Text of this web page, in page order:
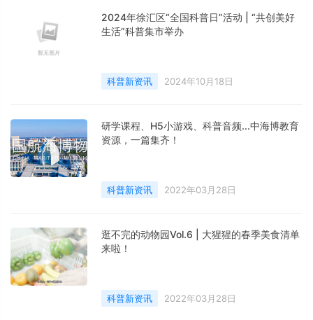
2024年徐汇区“全国科普日”活动 | “共创美好
生活”科普集市举办
科普新资讯 2024年10月18日
研学课程、H5小游戏、科普音频...中海博教育
资源，一篇集齐！
科普新资讯 2022年03月28日
逛不完的动物园Vol.6 | 大猩猩的春季美食清单
来啦！
科普新资讯 2022年03月28日